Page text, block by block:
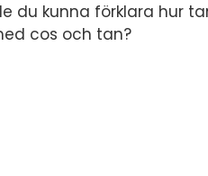
du kunna förklara hur
cos och tan?